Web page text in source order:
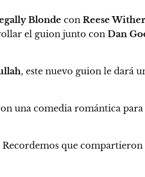
Blonde con Reese
el guion junto con Dan
, este nuevo guion le dará
una comedia romántica para
Recordemos que compartieron